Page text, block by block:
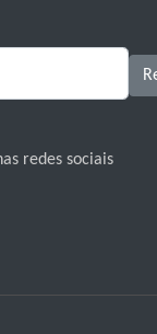
redes sociais